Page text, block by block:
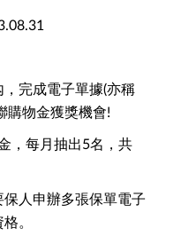
完成電子單據(亦稱
購物金獲獎機會!
，每月抽出5名，共
人申辦多張保單電子
。